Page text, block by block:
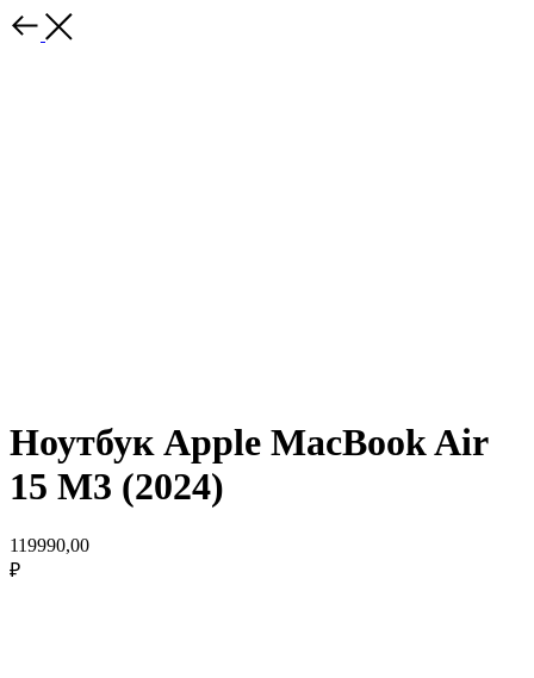
Ноутбук Apple MacBook Air
15 M3 (2024)
119990,00
₽